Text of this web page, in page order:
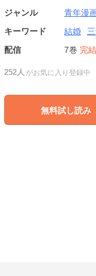
ジャンル
青年漫
キーワード
結婚
配信
7巻 完結
252人 がお気に入り登録中
無料試し読み